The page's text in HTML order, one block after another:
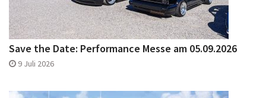
Save the Date: Performance Messe am 05.09.2026
9 Juli 2026